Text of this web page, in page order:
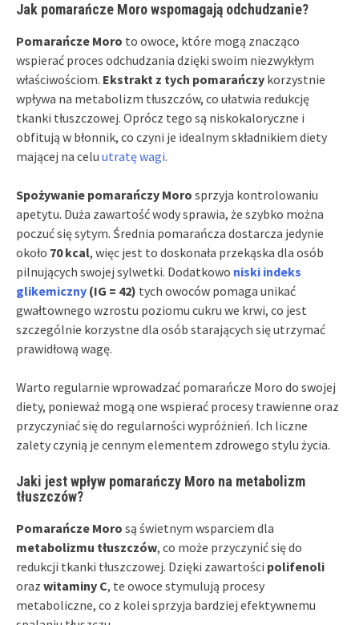
Jak pomarańcze Moro wspomagają odchudzanie?
Pomarańcze Moro to owoce, które mogą znacząco
wspierać proces odchudzania dzięki swoim niezwykłym
właściwościom. Ekstrakt z tych pomarańczy korzystnie
wpływa na metabolizm tłuszczów, co ułatwia redukcję
tkanki tłuszczowej. Oprócz tego są niskokaloryczne i
obfitują w błonnik, co czyni je idealnym składnikiem diety
mającej na celu utratę wagi.
Spożywanie pomarańczy Moro sprzyja kontrolowaniu
apetytu. Duża zawartość wody sprawia, że szybko można
poczuć się sytym. Średnia pomarańcza dostarcza jedynie
około 70 kcal, więc jest to doskonała przekąska dla osób
pilnujących swojej sylwetki. Dodatkowo niski indeks
glikemiczny (IG = 42) tych owoców pomaga unikać
gwałtownego wzrostu poziomu cukru we krwi, co jest
szczególnie korzystne dla osób starających się utrzymać
prawidłową wagę.
Warto regularnie wprowadzać pomarańcze Moro do swojej
diety, ponieważ mogą one wspierać procesy trawienne oraz
przyczyniać się do regularności wypróżnień. Ich liczne
zalety czynią je cennym elementem zdrowego stylu życia.
Jaki jest wpływ pomarańczy Moro na metabolizm
tłuszczów?
Pomarańcze Moro są świetnym wsparciem dla
metabolizmu tłuszczów, co może przyczynić się do
redukcji tkanki tłuszczowej. Dzięki zawartości polifenoli
oraz witaminy C, te owoce stymulują procesy
metaboliczne, co z kolei sprzyja bardziej efektywnemu